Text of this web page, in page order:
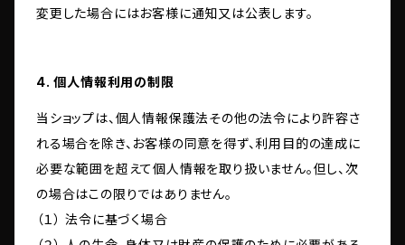
変更した場合にはお客様に通知又は公表します。
4. 個人情報利用の制限
当ショップは、個人情報保護法その他の法令により許容さ
れる場合を除き、お客様の同意を得ず、利用目的の達成に
必要な範囲を超えて個人情報を取り扱いません。但し、次
の場合はこの限りではありません。
（１） 法令に基づく場合